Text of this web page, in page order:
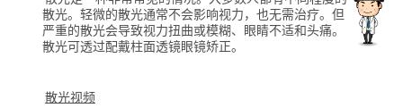
散光。轻微的散光通常不会影响视力，也无需治疗。但
严重的散光会导致视力扭曲或模糊、眼睛不适和头痛。
散光可透过配戴柱面透镜眼镜矫正。
散光视频